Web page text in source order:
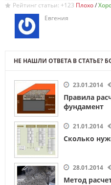
Рейтинг статьи: +123
/
Евгения
НЕ НАШЛИ ОТВЕТА В
23.01.2014
Правила
фундамент
21.01.2014
Сколько
28.01.2014
Метод